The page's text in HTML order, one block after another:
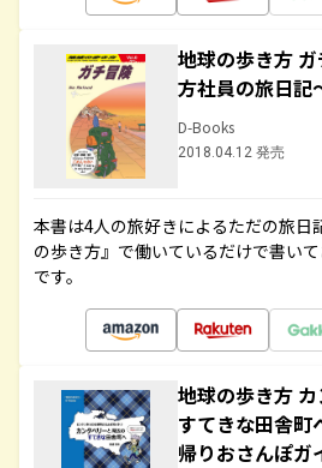
地球の歩き方
方社員の旅日記
D-Books
2018.04.12 発売
本書は4人の旅好きによるただの旅日
の歩き方』で働いているだけで書い
です。
地球の歩き方
すてきな田舎町
帰りおさんぽガ